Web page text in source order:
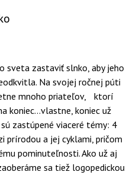
sveta zastaviť slnko, aby jeho
Na svojej ročnej púti
mnoho priateľov, ktorí
koniec…vlastne, koniec už
zastúpené viaceré témy: 4
prírodou a jej cyklami, pričom
pominuteľnosti. Ako už aj
sa tiež logopedickou